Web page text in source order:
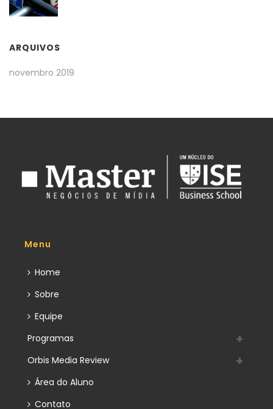
ARQUIVOS
novembro 2019
Menu
Home
Sobre
Equipe
Programas
Orbis Media Review
Área do Aluno
Contato